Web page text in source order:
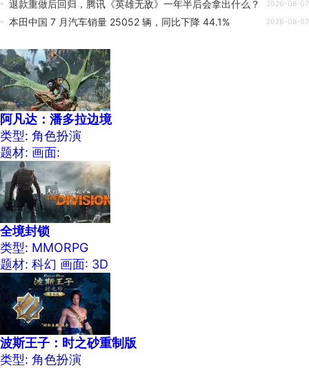
退款重做后回归，腾讯《英雄无敌》一年半后会拿出什么？ 2026-08-07
本田中国 7 月汽车销量 25052 辆，同比下降 44.1% 2026-08-07
阿凡达：潘多拉边境
类型: 角色扮演
题材: 画面:
全境封锁
类型: MMORPG
题材: 科幻 画面: 3D
波斯王子：时之砂重制版
类型: 角色扮演